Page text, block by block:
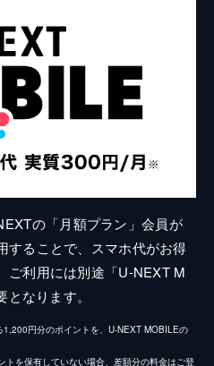
の「月額プラン」会員が
することで、スマホ代がお得
ご利用には別途「U-NEXT M
なります。
円分のポイントを、U-NEXT MOBILEの
トを保有していない場合、差額分の料金はご登